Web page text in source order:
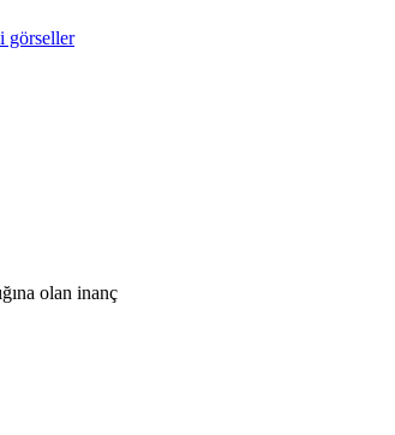
görseller
olan inanç